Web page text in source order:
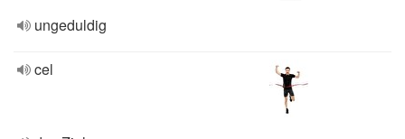
ungeduldig
cel